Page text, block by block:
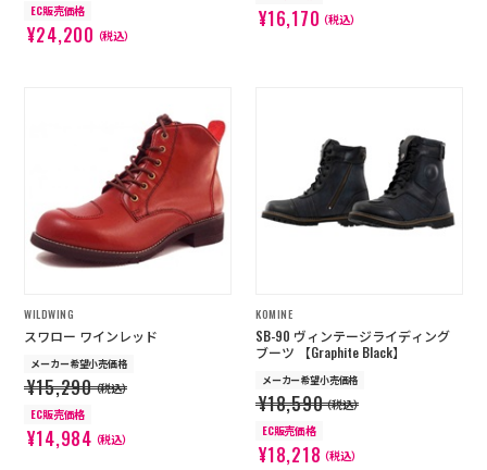
EC販売価格
¥24,200（税込）
¥16,170（税込）
WILDWING
スワロー ワインレッド
メーカー希望小売価格
¥15,290（税込）
EC販売価格
¥14,984（税込）
KOMINE
SB-90 ヴィンテージライディング
ブーツ 【Graphite Black】
メーカー希望小売価格
¥18,590（税込）
EC販売価格
¥18,218（税込）